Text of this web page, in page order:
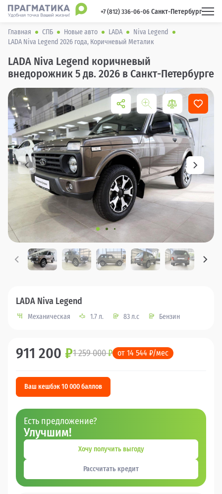
+7 (812) 336-06-06 Санкт-Петербург
Главная СПБ Новые авто LADA
Niva Legend
LADA Niva Legend 2026 года, Коричневый Металик
LADA Niva Legend коричневый
внедорожник 5 дв. 2026 в Санкт-Петербурге
LADA Niva Legend
Механическая 1.7 л. 83 л.с Бензин
911 200 ₽1 259 000₽ от 14 544 ₽/мес
Ваш кешбэк 10 000 баллов
Есть предложение?
Улучшим!
Хочу получить выгоду
Рассчитать кредит